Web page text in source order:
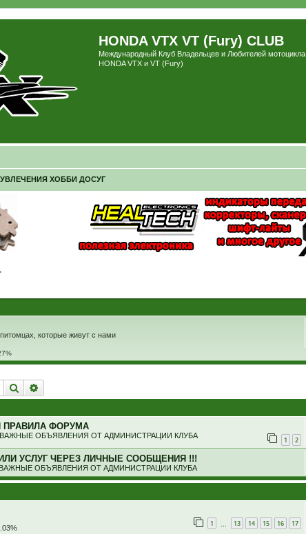
HONDA VTX VT (Fury) CLUB
Международный Клуб Владельцев и Любителей мотоцикла
HONDA VTX и VT (Fury)
УВЛЕЧЕНИЯ ХОББИ ДОСУГ
которые живут с нами
Поиск
ПРАВИЛА ФОРУМА
ВАЖНЫЕ ОБЪЯВЛЕНИЯ ОТ АДМИНИСТРАЦИИ КЛУБА 1 2
УСЛУГ ЧЕРЕЗ ЛИЧНЫЕ СООБЩЕНИЯ !!!
ВАЖНЫЕ ОБЪЯВЛЕНИЯ ОТ АДМИНИСТРАЦИИ КЛУБА
1 13 14 15 16 17